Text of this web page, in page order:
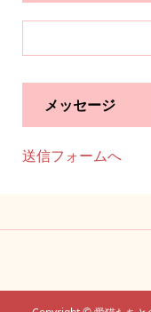
メッセージ
送信フォームへ